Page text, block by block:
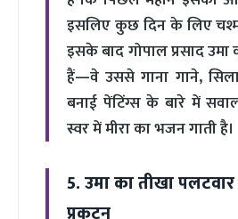
इसलिए कुछ दिन के लिए
इसके बाद गोपाल प्रसाद उमा
हैं—वे उससे गाना गाने,
बनाई पेंटिंग्स के बारे में
स्वर में मीरा का भजन गाती है।
5. उमा का तीखा